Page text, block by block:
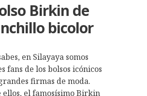
Birkin de
bicolor
en Silayaya somos
fans de los bolsos icónicos
firmas de moda.
ellos, el famosísimo Birkin